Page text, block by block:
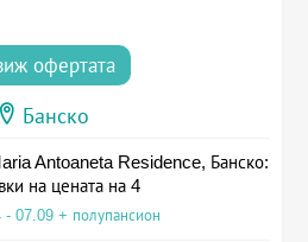
офертата
Банско
Antoaneta Residence, Банско:
на цената на 4
- 07.09 + полупансион